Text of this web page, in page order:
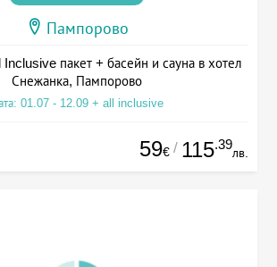
Пампорово
пакет + басейн и сауна в хотел
Снежанка, Пампорово
01.07 - 12.09 + all inclusive
59€ / 115.39
лв.